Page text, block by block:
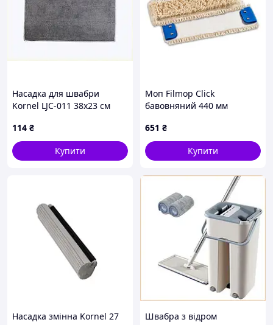
Насадка для швабри
Kornel LJC-011 38x23 см
896X45A79
114 ₴
Купити
Моп Filmop Click
бавовняний 440 мм
651 ₴
Купити
Насадка змінна Kornel 27
Швабра з відром